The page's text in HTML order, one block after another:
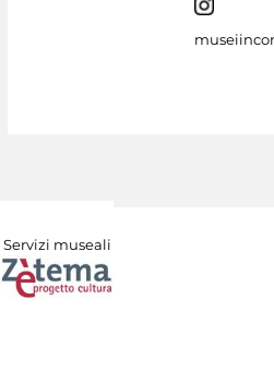
Servizi museali